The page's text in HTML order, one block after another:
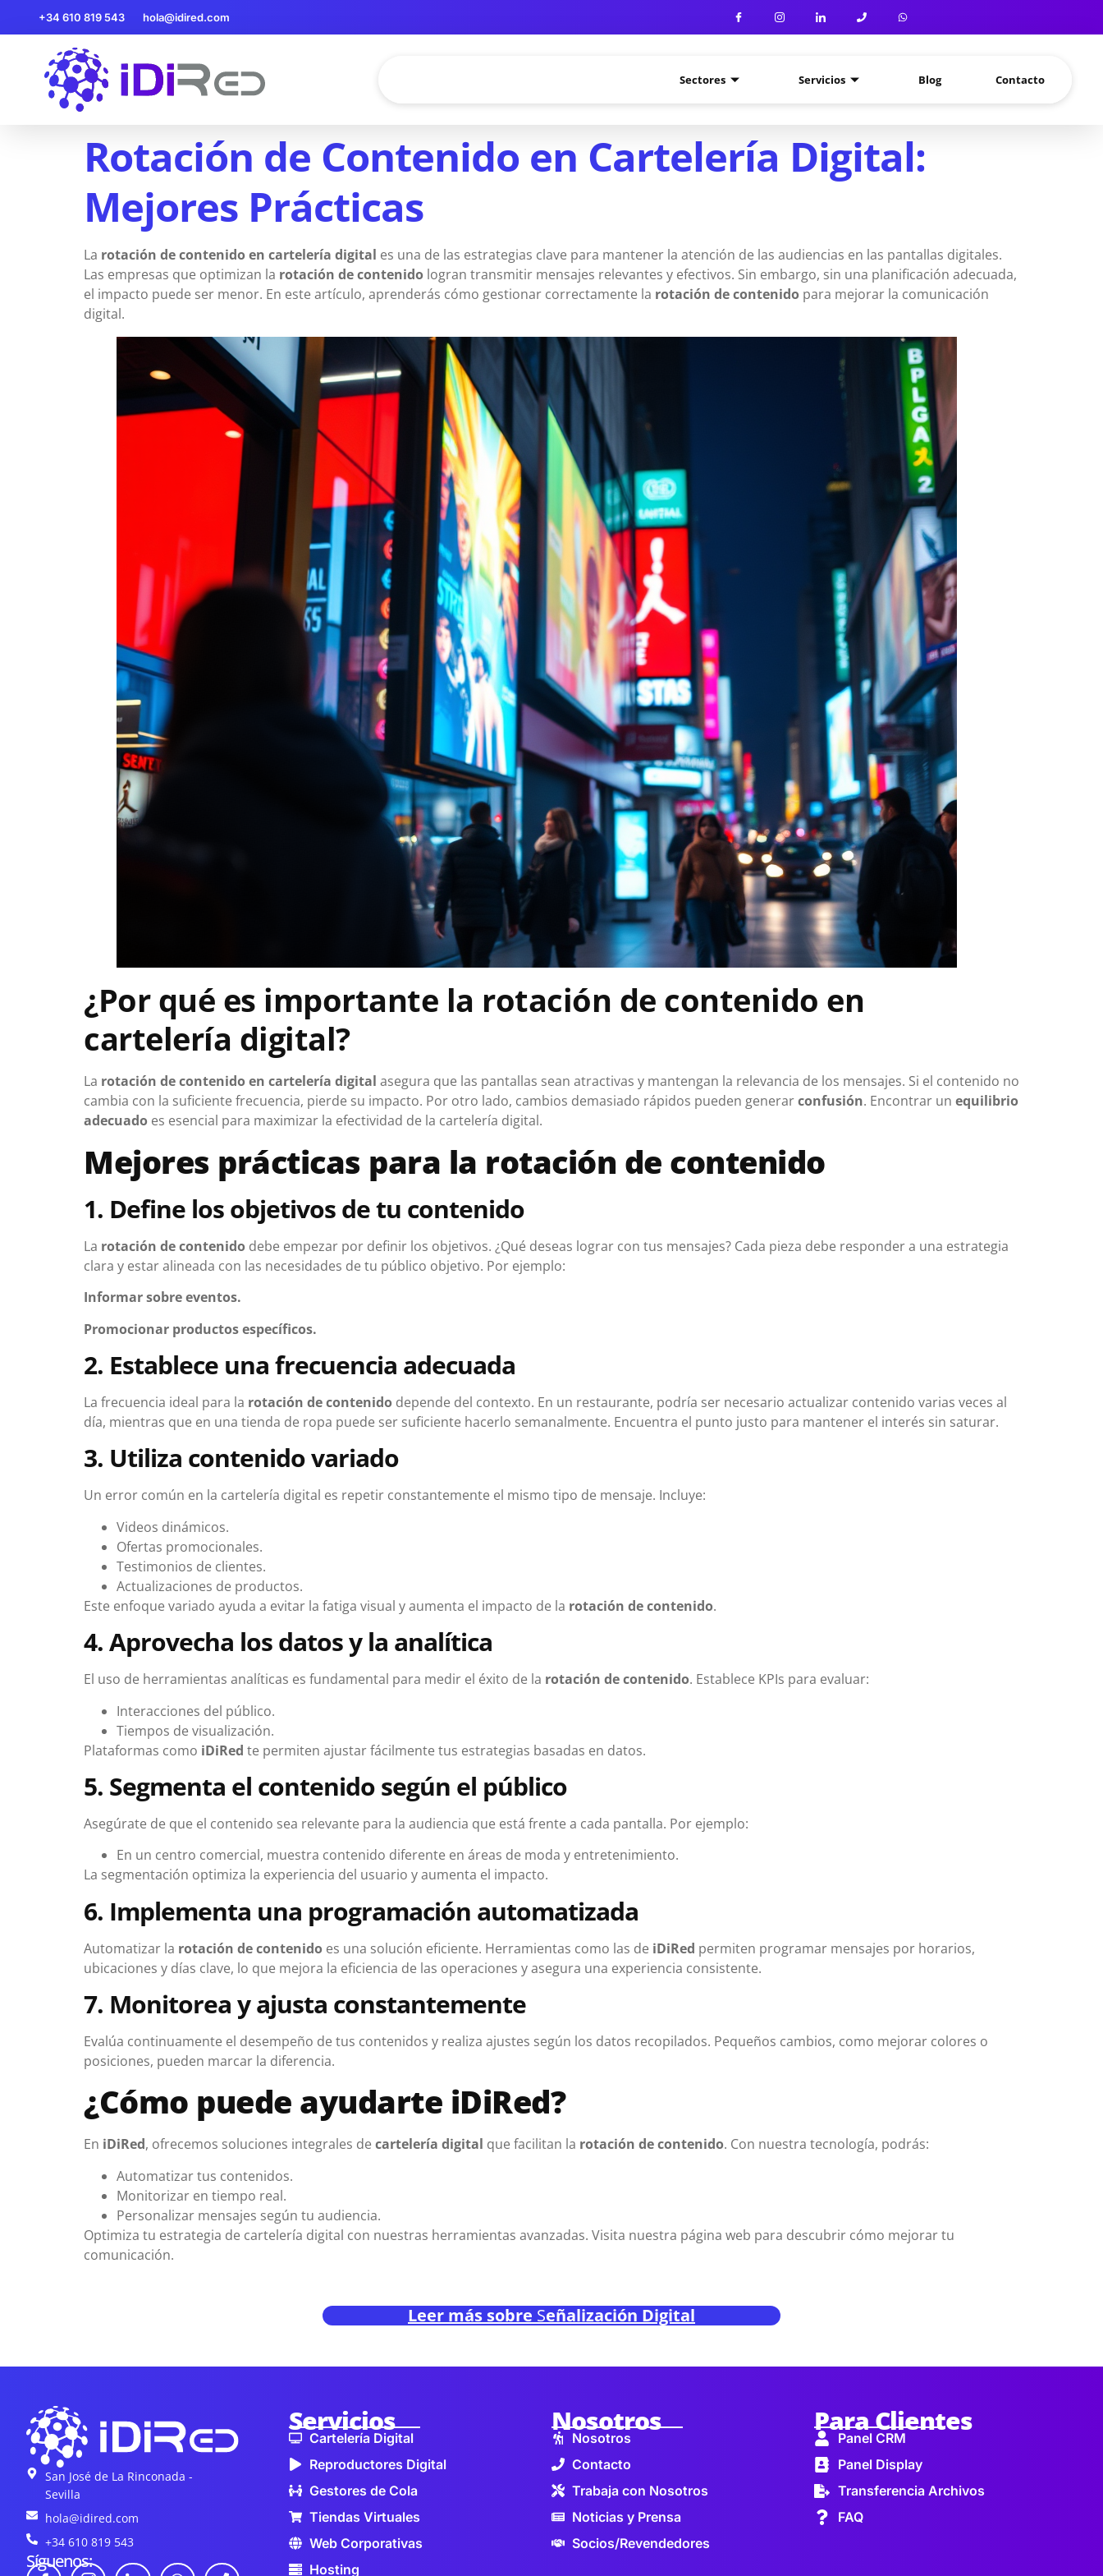
+34 610 819 543 hola@idired.com
Sectores Servicios Blog Contacto
Rotación de Contenido en Cartelería Digital:
Mejores Prácticas
La rotación de contenido en cartelería digital es una de las estrategias clave para mantener la atención de las audiencias en las pantallas digitales.
Las empresas que optimizan la rotación de contenido logran transmitir mensajes relevantes y efectivos. Sin embargo, sin una planificación adecuada,
el impacto puede ser menor. En este artículo, aprenderás cómo gestionar correctamente la rotación de contenido para mejorar la comunicación
digital.
¿Por qué es importante la rotación de contenido en
cartelería digital?
La rotación de contenido en cartelería digital asegura que las pantallas sean atractivas y mantengan la relevancia de los mensajes. Si el contenido no
cambia con la suficiente frecuencia, pierde su impacto. Por otro lado, cambios demasiado rápidos pueden generarconfusión. Encontrar un equilibrio
adecuado es esencial para maximizar la efectividad de la cartelería digital.
Mejores prácticas para la rotación de contenido
1. Define los objetivos de tu contenido
La rotación de contenido debe empezar por definir los objetivos. ¿Qué deseas lograr con tus mensajes? Cada pieza debe responder a una estrategia
clara y estar alineada con las necesidades de tu público objetivo. Por ejemplo:
Informar sobre eventos.
Promocionar productos específicos.
2. Establece una frecuencia adecuada
La frecuencia ideal para la rotación de contenido depende del contexto. En un restaurante, podría ser necesario actualizar contenido varias veces al
día, mientras que en una tienda de ropa puede ser suficiente hacerlo semanalmente. Encuentra el punto justo para mantener el interés sin saturar.
3. Utiliza contenido variado
Un error común en la cartelería digital es repetir constantemente el mismo tipo de mensaje. Incluye:
Videos dinámicos.
Ofertas promocionales.
Testimonios de clientes.
Actualizaciones de productos.
Este enfoque variado ayuda a evitar la fatiga visual y aumenta el impacto de la rotación de contenido.
4. Aprovecha los datos y la analítica
El uso de herramientas analíticas es fundamental para medir el éxito de la rotación de contenido. Establece KPIs para evaluar:
Interacciones del público.
Tiempos de visualización.
Plataformas como iDiRed te permiten ajustar fácilmente tus estrategias basadas en datos.
5. Segmenta el contenido según el público
Asegúrate de que el contenido sea relevante para la audiencia que está frente a cada pantalla. Por ejemplo:
En un centro comercial, muestra contenido diferente en áreas de moda y entretenimiento.
La segmentación optimiza la experiencia del usuario y aumenta el impacto.
6. Implementa una programación automatizada
Automatizar la rotación de contenido es una solución eficiente. Herramientas como las de iDiRed permiten programar mensajes por horarios,
ubicaciones y días clave, lo que mejora la eficiencia de las operaciones y asegura una experiencia consistente.
7. Monitorea y ajusta constantemente
Evalúa continuamente el desempeño de tus contenidos y realiza ajustes según los datos recopilados. Pequeños cambios, como mejorar colores o
posiciones, pueden marcar la diferencia.
¿Cómo puede ayudarte iDiRed?
En iDiRed, ofrecemos soluciones integrales de cartelería digital que facilitan la rotación de contenido. Con nuestra tecnología, podrás:
Automatizar tus contenidos.
Monitorizar en tiempo real.
Personalizar mensajes según tu audiencia.
Optimiza tu estrategia de cartelería digital con nuestras herramientas avanzadas. Visita nuestra página web para descubrir cómo mejorar tu
comunicación.
Leer más sobre Señalización Digital
San José de La Rinconada -
Sevilla
hola@idired.com
+34 610 819 543
Síguenos:
Servicios
Cartelería Digital
Reproductores Digital
Gestores de Cola
Tiendas Virtuales
Web Corporativas
Hosting
Nosotros
Nosotros
Contacto
Trabaja con Nosotros
Noticias y Prensa
Socios/Revendedores
Para Clientes
Panel CRM
Panel Display
Transferencia Archivos
FAQ